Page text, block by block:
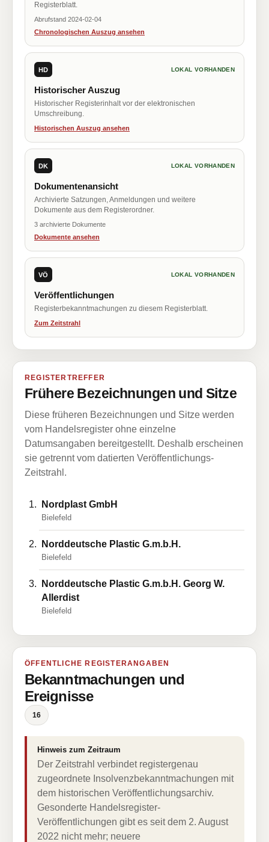
Registerblatt.
Abrufstand 2024-02-04
Chronologischen Auszug ansehen
HD LOKAL VORHANDEN
Historischer Auszug
Historischer Registerinhalt vor der elektronischen
Umschreibung.
Historischen Auszug ansehen
DK LOKAL VORHANDEN
Dokumentenansicht
Archivierte Satzungen, Anmeldungen und weitere
Dokumente aus dem Registerordner.
3 archivierte Dokumente
Dokumente ansehen
VÖ LOKAL VORHANDEN
Veröffentlichungen
Registerbekanntmachungen zu diesem Registerblatt.
Zum Zeitstrahl
REGISTERTREFFER
Frühere Bezeichnungen und Sitze
Diese früheren Bezeichnungen und Sitze werden
vom Handelsregister ohne einzelne
Datumsangaben bereitgestellt. Deshalb erscheinen
sie getrennt vom datierten Veröffentlichungs-
Zeitstrahl.
Nordplast GmbH
Bielefeld
Norddeutsche Plastic G.m.b.H.
Bielefeld
Norddeutsche Plastic G.m.b.H. Georg W.
Allerdist
Bielefeld
ÖFFENTLICHE REGISTERANGABEN
Bekanntmachungen und
Ereignisse
16
Hinweis zum Zeitraum
Der Zeitstrahl verbindet registergenau
zugeordnete Insolvenzbekanntmachungen mit
dem historischen Veröffentlichungsarchiv.
Gesonderte Handelsregister-
Veröffentlichungen gibt es seit dem 2. August
2022 nicht mehr; neuere